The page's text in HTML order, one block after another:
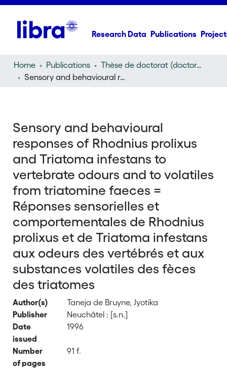
Research Data Publications
Home Publications
Thèse de doctorat (doctoral thesis)
Sensory and behavioural responses of Rhodnius prolixus and Triatoma infestans to vertebrate odours and to volatiles from triatomine faeces = Réponses sensorielles et comportementales de Rhodnius prolixus et de Triatoma infestans aux odeurs des vertébrés et aux substances volatiles des fèces des triatomes
Sensory and behavioural
responses of Rhodnius prolixus
and Triatoma infestans to
vertebrate odours and to volatiles
from triatomine faeces =
Réponses sensorielles et
comportementales de Rhodnius
prolixus et de Triatoma infestans
aux odeurs des vertébrés et aux
substances volatiles des fèces
des triatomes
Author(s)
Taneja de Bruyne, Jyotika
Publisher
Neuchâtel : [s.n.]
Date
issued
1996
Number
of pages
91 f.